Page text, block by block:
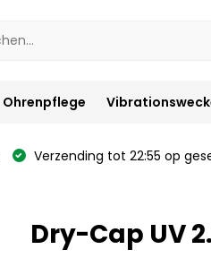
Ohrenpflege
Verzending tot 22:55 op
Dry-Cap UV